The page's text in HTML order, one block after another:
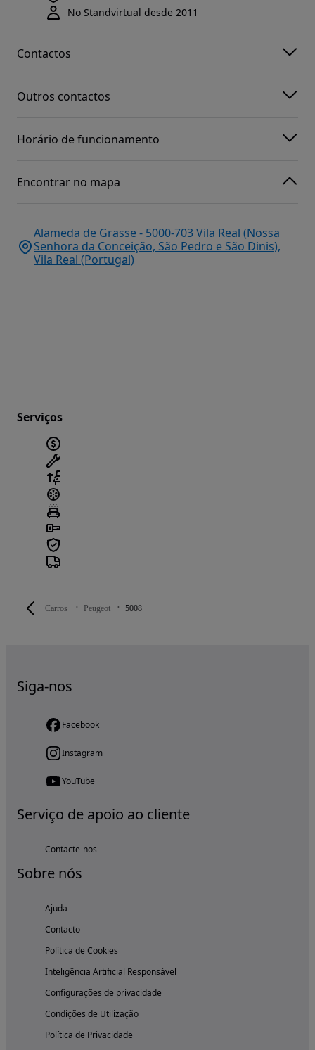
Carros Peugeot 5008
No Standvirtual desde 2011
Contactos
Outros contactos
Horário de funcionamento
Encontrar no mapa
Alameda de Grasse - 5000-703 Vila Real (Nossa
Senhora da Conceição, São Pedro e São Dinis),
Vila Real (Portugal)
Serviços
Siga-nos
Facebook
Instagram
YouTube
Serviço de apoio ao cliente
Contacte-nos
Sobre nós
Ajuda
Contacto
Política de Cookies
Inteligência Artificial Responsável
Configurações de privacidade
Condições de Utilização
Política de Privacidade